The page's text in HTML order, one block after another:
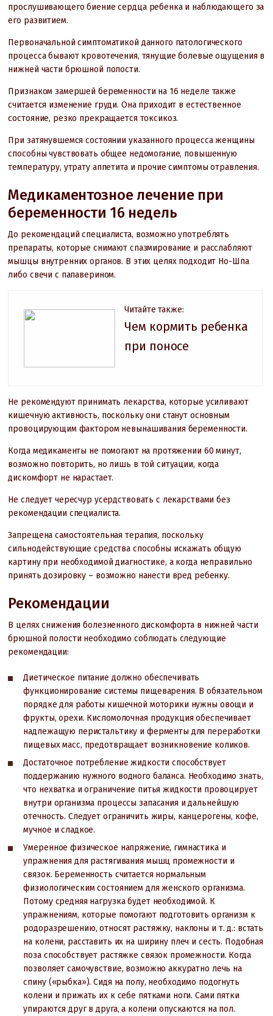
прослушивающего биение сердца ребенка и наблюдающего за
его развитием.
Первоначальной симптоматикой данного патологического
процесса бывают кровотечения, тянущие болевые ощущения в
нижней части брюшной полости.
Признаком замершей беременности на 16 неделе также
считается изменение груди. Она приходит в естественное
состояние, резко прекращается токсикоз.
При затянувшемся состоянии указанного процесса женщины
способны чувствовать общее недомогание, повышенную
температуру, утрату аппетита и прочие симптомы отравления.
Медикаментозное лечение при
беременности 16 недель
До рекомендаций специалиста, возможно употреблять
препараты, которые снимают спазмирование и расслабляют
мышцы внутренних органов. В этих целях подходит Но-Шпа
либо свечи с папаверином.
Читайте также:
Чем кормить ребенка
при поносе
Не рекомендуют принимать лекарства, которые усиливают
кишечную активность, поскольку они станут основным
провоцирующим фактором невынашивания беременности.
Когда медикаменты не помогают на протяжении 60 минут,
возможно повторить, но лишь в той ситуации, когда
дискомфорт не нарастает.
Не следует чересчур усердствовать с лекарствами без
рекомендации специалиста.
Запрещена самостоятельная терапия, поскольку
сильнодействующие средства способны искажать общую
картину при необходимой диагностике, а когда неправильно
принять дозировку – возможно нанести вред ребенку.
Рекомендации
В целях снижения болезненного дискомфорта в нижней части
брюшной полости необходимо соблюдать следующие
рекомендации:
Диетическое питание должно обеспечивать
функционирование системы пищеварения. В обязательном
порядке для работы кишечной моторики нужны овощи и
фрукты, орехи. Кисломолочная продукция обеспечивает
надлежащую перистальтику и ферменты для переработки
пищевых масс, предотвращает возникновение коликов.
Достаточное потребление жидкости способствует
поддержанию нужного водного баланса. Необходимо знать,
что нехватка и ограничение питья жидкости провоцирует
внутри организма процессы запасания и дальнейшую
отечность. Следует ограничить жиры, канцерогены, кофе,
мучное и сладкое.
Умеренное физическое напряжение, гимнастика и
упражнения для растягивания мышц промежности и
связок. Беременность считается нормальным
физиологическим состоянием для женского организма.
Потому средняя нагрузка будет необходимой. К
упражнениям, которые помогают подготовить организм к
родоразрешению, относят растяжку, наклоны и т. д.: встать
на колени, расставить их на ширину плеч и сесть. Подобная
поза способствует растяжке связок промежности. Когда
позволяет самочувствие, возможно аккуратно лечь на
спину («рыбка»). Сидя на полу, необходимо подогнуть
колени и прижать их к себе пятками ноги. Сами пятки
упираются друг в друга, а колени опускаются на пол.